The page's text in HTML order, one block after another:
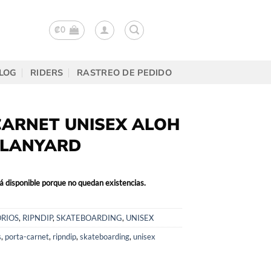
₡0
RIDERS RASTREO DE PEDIDO
UNISEX ALOH
disponible porque no quedan existencias.
, RIPNDIP, SKATEBOARDING, UNISEX
, porta-carnet, ripndip, skateboarding, unisex